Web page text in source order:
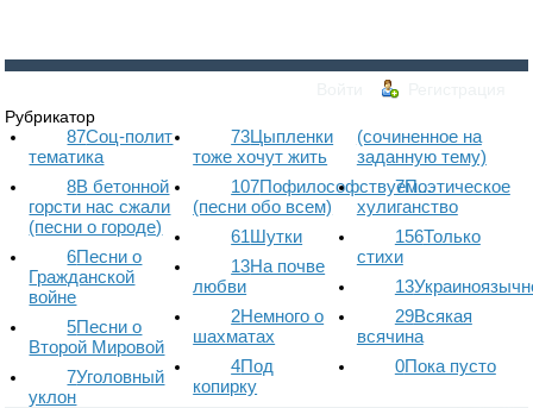
Рубрикатор
87Соц-полит
тематика
8В бетонной
горсти нас сжали
(песни о городе)
6Песни о
Гражданской
войне
5Песни о
Второй Мировой
7Уголовный
уклон
73Цыпленки
тоже хочут жить
107Пофилософствуем...
(песни обо всем)
61Шутки
13На почве
любви
2Немного о
шахматах
4Под
копирку
(сочиненное на
заданную тему)
7Поэтическое
хулиганство
156Только
стихи
13
29Всякая
всячина
0Пока пусто